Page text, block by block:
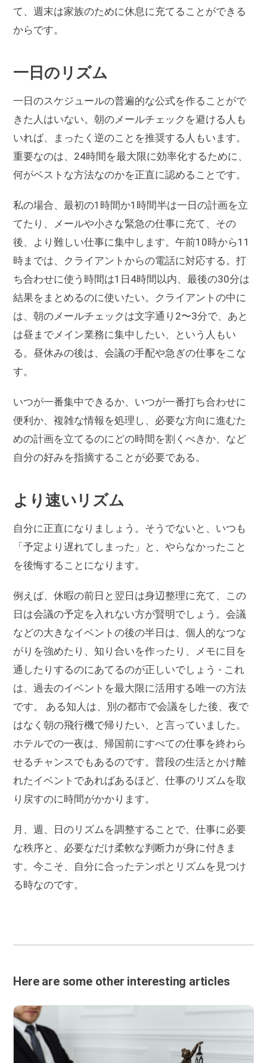
て、週末は家族のために休息に充てることができる
からです。
一日のリズム
一日のスケジュールの普遍的な公式を作ることがで
きた人はいない。朝のメールチェックを避ける人も
いれば、まったく逆のことを推奨する人もいます。
重要なのは、24時間を最大限に効率化するために、
何がベストな方法なのかを正直に認めることです。
私の場合、最初の1時間か1時間半は一日の計画を立
てたり、メールや小さな緊急の仕事に充て、その
後、より難しい仕事に集中します。午前10時から11
時までは、クライアントからの電話に対応する。打
ち合わせに使う時間は1日4時間以内、最後の30分は
結果をまとめるのに使いたい。クライアントの中に
は、朝のメールチェックは文字通り2〜3分で、あと
は昼までメイン業務に集中したい、という人もい
る。昼休みの後は、会議の手配や急ぎの仕事をこな
す。
いつが一番集中できるか、いつが一番打ち合わせに
便利か、複雑な情報を処理し、必要な方向に進むた
めの計画を立てるのにどの時間を割くべきか、など
自分の好みを指摘することが必要である。
より速いリズム
自分に正直になりましょう。そうでないと、いつも
「予定より遅れてしまった」と、やらなかったこと
を後悔することになります。
例えば、休暇の前日と翌日は身辺整理に充て、この
日は会議の予定を入れない方が賢明でしょう。会議
などの大きなイベントの後の半日は、個人的なつな
がりを強めたり、知り合いを作ったり、メモに目を
通したりするのにあてるのが正しいでしょう - これ
は、過去のイベントを最大限に活用する唯一の方法
です。 ある知人は、別の都市で会議をした後、夜で
はなく朝の飛行機で帰りたい、と言っていました。
ホテルでの一夜は、帰国前にすべての仕事を終わら
せるチャンスでもあるのです。普段の生活とかけ離
れたイベントであればあるほど、仕事のリズムを取
り戻すのに時間がかかります。
月、週、日のリズムを調整することで、仕事に必要
な秩序と、必要なだけ柔軟な判断力が身に付きま
す。今こそ、自分に合ったテンポとリズムを見つけ
る時なのです。
Here are some other interesting articles